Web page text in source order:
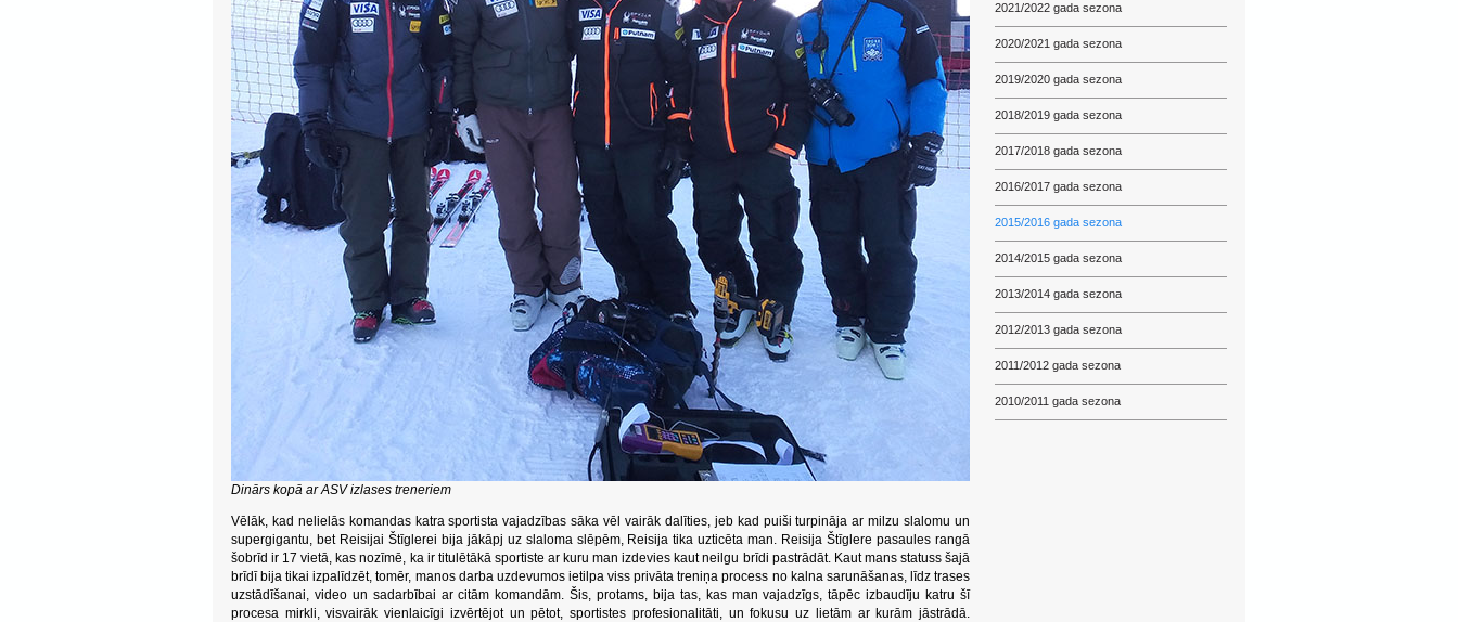
Dinārs kopā ar ASV izlases treneriem
Vēlāk, kad nelielās komandas katra sportista vajadzības sāka vēl vairāk dalīties, jeb kad puiši turpināja ar milzu slalomu un
supergigantu, bet Reisijai Štīglerei bija jākāpj uz slaloma slēpēm, Reisija tika uzticēta man. Reisija Štīglere pasaules rangā
šobrīd ir 17 vietā, kas nozīmē, ka ir titulētākā sportiste ar kuru man izdevies kaut neilgu brīdi pastrādāt. Kaut mans statuss šajā
brīdī bija tikai izpalīdzēt, tomēr, manos darba uzdevumos ietilpa viss privāta treniņa process no kalna sarunāšanas, līdz trases
uzstādīšanai, video un sadarbībai ar citām komandām. Šis, protams, bija tas, kas man vajadzīgs, tāpēc izbaudīju katru šī
procesa mirkli, visvairāk vienlaicīgi izvērtējot un pētot, sportistes profesionalitāti, un fokusu uz lietām ar kurām jāstrādā.
2021/2022 gada sezona
2020/2021 gada sezona
2019/2020 gada sezona
2018/2019 gada sezona
2017/2018 gada sezona
2016/2017 gada sezona
2015/2016 gada sezona
2014/2015 gada sezona
2013/2014 gada sezona
2012/2013 gada sezona
2011/2012 gada sezona
2010/2011 gada sezona